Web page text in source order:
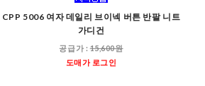
CPP 5006 여자 데일리 브이넥 버튼 반팔 니트
가디건
공급가 :15,600원
도매가 로그인